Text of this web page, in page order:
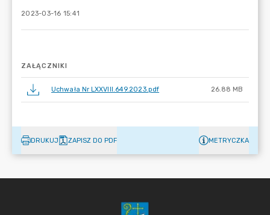
2023-03-16 15:41
ZAŁĄCZNIKI
Uchwała Nr LXXVIII.649.2023.pdf 26.88 MB
DRUKUJ ZAPISZ DO PDF METRYCZKA